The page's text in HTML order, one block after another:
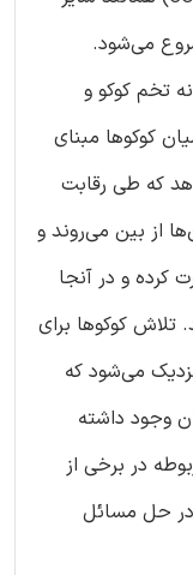
می‌شود.
تخم‌ کوکو و
کوکوها مبنای
که طی رقابت
از بین می‌روند و
کرده و در آنجا
تلاش کوکوها برای
می‌شود که
وجود داشته
در برخی از
در حل مسائل